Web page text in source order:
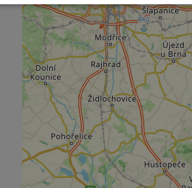
Unbedingt
erforderlich
Performance
Unbedingt erforderlich
Unbedingt erforderliche Cookies ermöglichen
Kontoverwaltung. Ohne die unbedingt
Name
Anbieter / Domäne
csrftoken
.instagram.com